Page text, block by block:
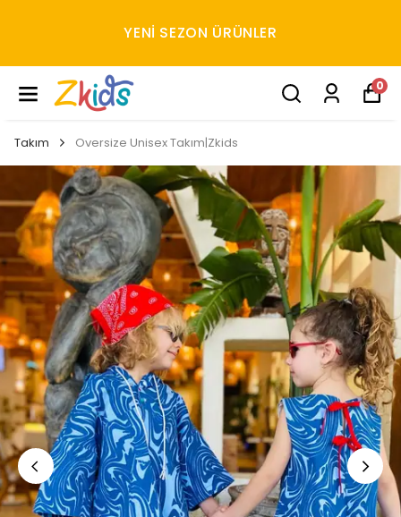
YENI SEZON ÜRÜNLER
0
Takım Oversize Unisex Takım|Zkids